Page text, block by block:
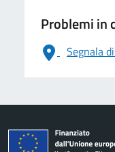
Problemi in
Segnala
logo Unione Europea